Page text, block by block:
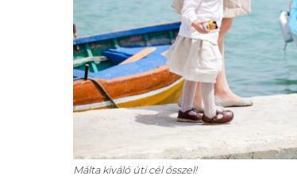
Málta kiváló úti cél ősszel!